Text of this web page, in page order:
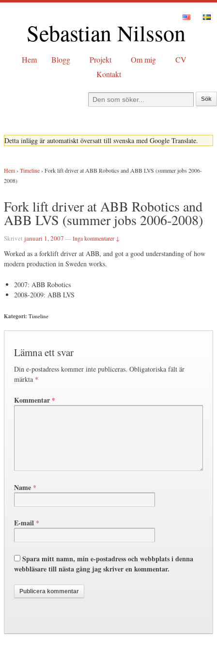
Sebastian Nilsson
Hem Blogg Projekt Om mig
CV
Kontakt
Detta inlägg är automatiskt översatt till svenska med Google Translate.
Hem› Timeline› Fork lift driver at ABB Robotics and ABB LVS (summer jobs 2006-
2008)
Fork lift driver at ABB Robotics and
ABB LVS (summer jobs 2006-2008)
Skrivet januari 1, 2007 —Inga kommentarer ↓
Worked as a forklift driver at ABB, and got a good understanding of how
modern production in Sweden works.
2007: ABB Robotics
2008-2009: ABB LVS
Kategori: Timeline
Lämna ett svar
Din e-postadress kommer inte publiceras. Obligatoriska fält är
märkta *
Kommentar *
Name *
E-mail *
Spara mitt namn, min e-postadress och webbplats i denna
webbläsare till nästa gång jag skriver en kommentar.